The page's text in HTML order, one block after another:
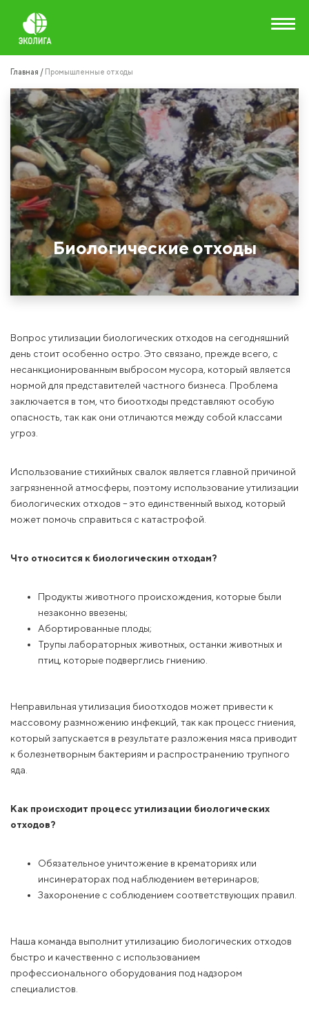
Главная / Промышленные отходы
Биологические отходы
Вопрос утилизации биологических отходов на сегодняшний
день стоит особенно остро. Это связано, прежде всего, с
несанкционированным выбросом мусора, который является
нормой для представителей частного бизнеса. Проблема
заключается в том, что биоотходы представляют особую
опасность, так как они отличаются между собой классами
угроз.
Использование стихийных свалок является главной причиной
загрязненной атмосферы, поэтому использование утилизации
биологических отходов – это единственный выход, который
может помочь справиться с катастрофой.
Что относится к биологическим отходам?
Продукты животного происхождения, которые были
незаконно ввезены;
Абортированные плоды;
Трупы лабораторных животных, останки животных и
птиц, которые подверглись гниению.
Неправильная утилизация биоотходов может привести к
массовому размножению инфекций, так как процесс гниения,
который запускается в результате разложения мяса приводит
к болезнетворным бактериям и распространению трупного
яда.
Как происходит процесс утилизации биологических
отходов?
Обязательное уничтожение в крематориях или
инсинераторах под наблюдением ветеринаров;
Захоронение с соблюдением соответствующих правил.
Наша команда выполнит утилизацию биологических отходов
быстро и качественно с использованием
профессионального оборудования под надзором
специалистов.